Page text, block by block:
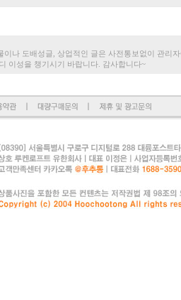
물이나 도배성글, 상업적인 글은 사전통
이성을 챙기시기 바랍니다. 감사합니다~